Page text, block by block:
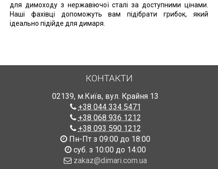
для димоходу з нержавіючої сталі за доступними цінами.
Наші фахівці допоможуть вам підібрати грибок, який
ідеально підійде для димаря.
КОНТАКТИ
02139, м.Київ, вул. Крайня 13
+38 044 334 5471
+38 068 936 1212
+38 093 590 1212
Пн-Пт з 09:00 до 18:00
суб. з 10:00 до 14:00
zakaz@dimari.com.ua